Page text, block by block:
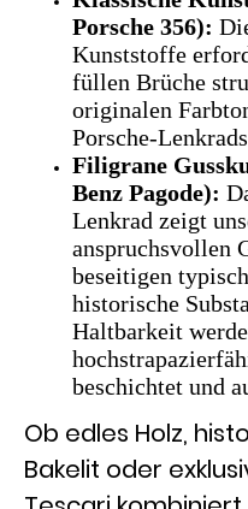
Porsche 356):
Kunststoffe
füllen Brüche
originalen
Porsche-
Filigrane
Benz Pagode):
Lenkrad zeigt
anspruchsvollen
beseitigen
historische
Haltbarkeit
beschichtet und
Ob edles Holz,
Bakelit oder